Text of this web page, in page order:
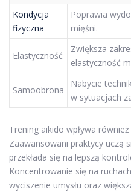
Kondycja
fizyczna
Poprawia
mięśni.
Elastyczność
Zwiększa
elastyczność
Samoobrona
Nabycie
w sytuacjach
Trening aikido wpływa
Zaawansowani praktycy uczą
przekłada się na lepszą
Koncentrowanie się na
wyciszenie umysłu oraz